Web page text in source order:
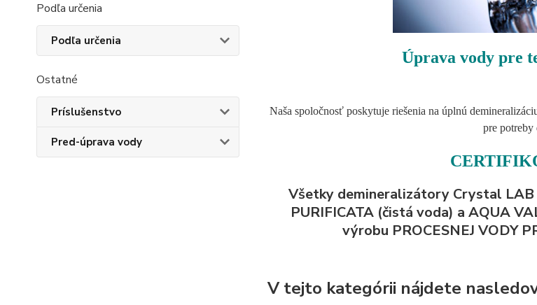
Podľa určenia
Podľa určenia
Ostatné
Príslušenstvo
Pred-úprava vody
Úprava vody pre
Naša spoločnosť poskytuje riešenia na úplnú
pre potreby
Všetky demineralizátory Crystal LAB
PURIFICATA (čistá voda) a AQUA
výrobu PROCESNEJ VODY
V tejto kategórii nájdete